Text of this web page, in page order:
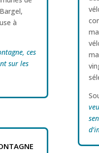
à
ces
sur les